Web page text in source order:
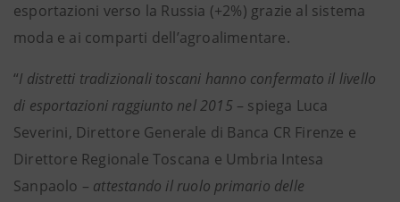
esportazioni verso la Russia (+2%) grazie al sistema
moda e ai comparti dell’agroalimentare.
“I distretti tradizionali toscani hanno confermato il livello
di esportazioni raggiunto nel 2015 – spiega Luca
Severini, Direttore Generale di Banca CR Firenze e
Direttore Regionale Toscana e Umbria Intesa
Sanpaolo – attestando il ruolo primario delle